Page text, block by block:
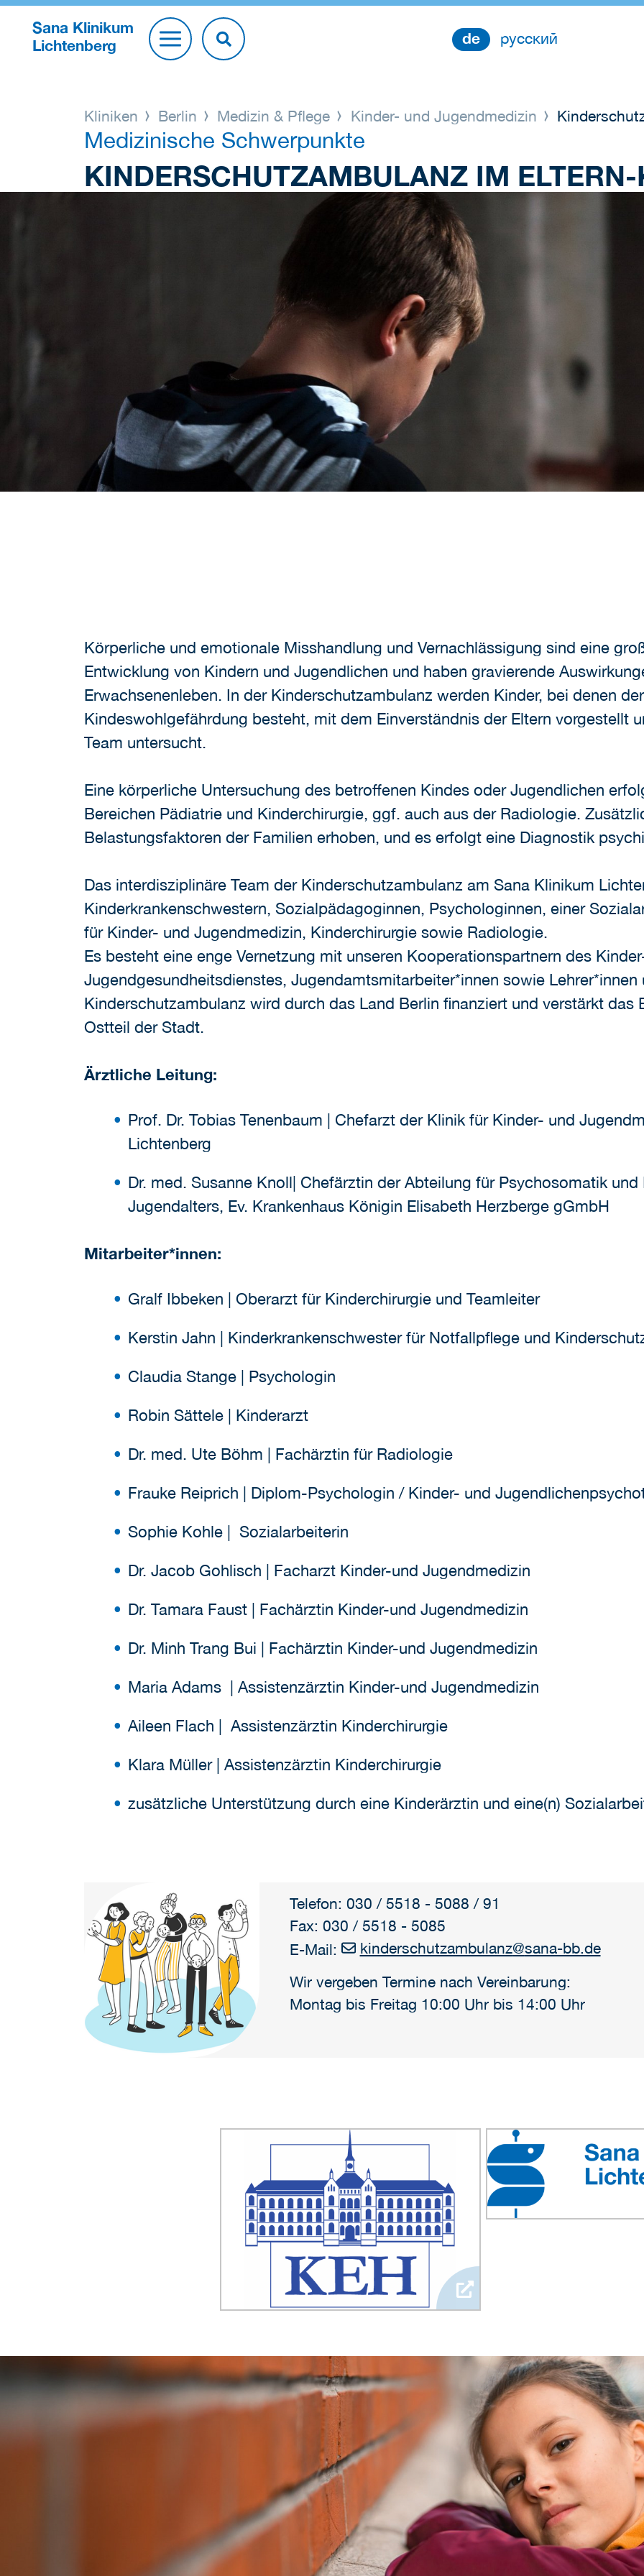
Sana Klinikum
Lichtenberg
de русский
Kliniken Berlin Medizin & Pflege Kinder- und Jugendmedizin
Medizinische Schwerpunkte
KINDERSCHUTZAMBULANZ IM
Körperliche und emotionale Misshandlung und Vernachlässigung sind eine
Entwicklung von Kindern und Jugendlichen und haben gravierende
Erwachsenenleben. In der Kinderschutzambulanz werden Kinder, bei denen
Kindeswohlgefährdung besteht, mit dem Einverständnis der Eltern vorgestellt
Team untersucht.
Eine körperliche Untersuchung des betroffenen Kindes oder Jugendlichen
Bereichen Pädiatrie und Kinderchirurgie, ggf. auch aus der Radiologie.
Belastungsfaktoren der Familien erhoben, und es erfolgt eine Diagnostik
Das interdisziplinäre Team der Kinderschutzambulanz am Sana Klinikum
Kinderkrankenschwestern, Sozialpädagoginnen, Psychologinnen, einer
für Kinder- und Jugendmedizin, Kinderchirurgie sowie Radiologie.
Es besteht eine enge Vernetzung mit unseren Kooperationspartnern des
Jugendgesundheitsdienstes, Jugendamtsmitarbeiter*innen sowie Lehrer*innen
Kinderschutzambulanz wird durch das Land Berlin finanziert und verstärkt das
Ostteil der Stadt.
Ärztliche Leitung:
Prof. Dr. Tobias Tenenbaum | Chefarzt der Klinik für Kinder- und
Lichtenberg
Dr. med. Susanne Knoll| Chefärztin der Abteilung für Psychosomatik
Jugendalters, Ev. Krankenhaus Königin Elisabeth Herzberge gGmbH
Mitarbeiter*innen:
Gralf Ibbeken | Oberarzt für Kinderchirurgie und Teamleiter
Kerstin Jahn | Kinderkrankenschwester für Notfallpflege und
Claudia Stange | Psychologin
Robin Sättele | Kinderarzt
Dr. med. Ute Böhm | Fachärztin für Radiologie
Frauke Reiprich | Diplom-Psychologin / Kinder- und
Sophie Kohle | Sozialarbeiterin
Dr. Jacob Gohlisch | Facharzt Kinder-und Jugendmedizin
Dr. Tamara Faust | Fachärztin Kinder-und Jugendmedizin
Dr. Minh Trang Bui | Fachärztin Kinder-und Jugendmedizin
Maria Adams | Assistenzärztin Kinder-und Jugendmedizin
Aileen Flach | Assistenzärztin Kinderchirurgie
Klara Müller | Assistenzärztin Kinderchirurgie
zusätzliche Unterstützung durch eine Kinderärztin und eine(n)
Telefon: 030 / 5518 - 5088 / 91
Fax: 030 / 5518 - 5085
E-Mail:
kinderschutzambulanz@sana-bb.de
Wir vergeben Termine nach Vereinbarung:
Montag bis Freitag 10:00 Uhr bis 14:00 Uhr